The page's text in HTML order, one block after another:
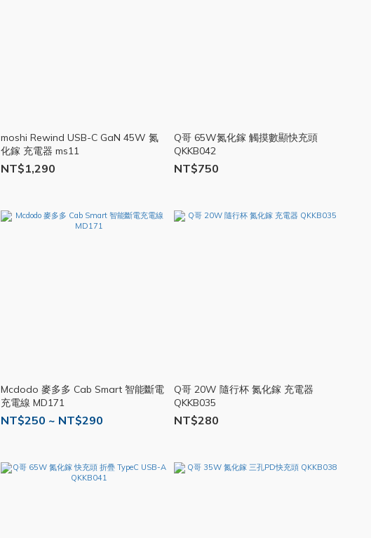
moshi Rewind USB-C GaN 45W 氮
化鎵 充電器 ms11
NT$1,290
Q哥 65W氮化鎵 觸摸數顯快充頭
QKKB042
NT$750
Mcdodo 麥多多 Cab Smart 智能斷電
充電線 MD171
NT$250 ~ NT$290
Q哥 20W 隨行杯 氮化鎵 充電器
QKKB035
NT$280